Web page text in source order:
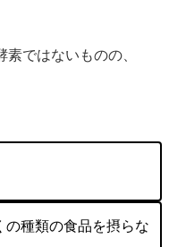
ではないものの、
の種類の食品を摂らな